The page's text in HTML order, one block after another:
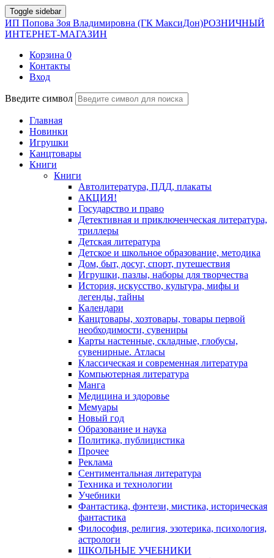
Toggle sidebar
ИП Попова Зоя Владимировна (ГК МаксиДон)РОЗНИЧНЫЙ
ИНТЕРНЕТ-МАГАЗИН
Корзина 0
Контакты
Вход
Введите символ
Главная
Новинки
Игрушки
Канцтовары
Книги
Книги
Автолитература, ПДД, плакаты
АКЦИЯ!
Государство и право
Детективная и приключенческая литература,
триллеры
Детская литература
Детское и школьное образование, методика
Дом, быт, досуг, спорт, путешествия
Игрушки, пазлы, наборы для творчества
История, искусство, культура, мифы и
легенды, тайны
Календари
Канцтовары, хозтовары, товары первой
необходимости, сувениры
Карты настенные, складные, глобусы,
сувенирные. Атласы
Классическая и современная литература
Компьютерная литература
Манга
Медицина и здоровье
Мемуары
Новый год
Образование и наука
Политика, публицистика
Прочее
Реклама
Сентиментальная литература
Техника и технологии
Учебники
Фантастика, фэнтези, мистика, историческая
фантастика
Философия, религия, эзотерика, психология,
астрологи
ШКОЛЬНЫЕ УЧЕБНИКИ